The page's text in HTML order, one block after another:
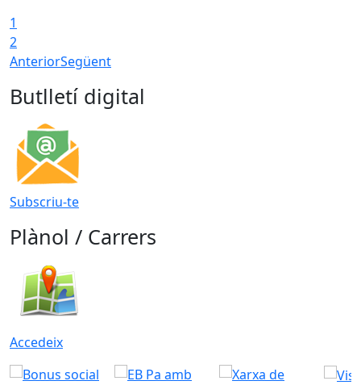
1
2
AnteriorSegüent
Butlletí digital
Subscriu-te
Plànol / Carrers
Accedeix